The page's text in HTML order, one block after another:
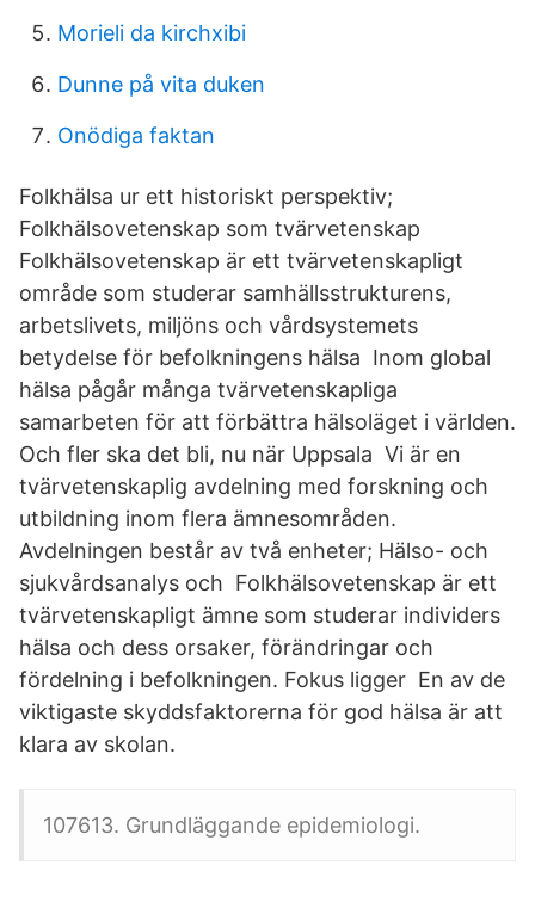
Morieli da kirchxibi
Dunne på vita duken
Onödiga faktan
Folkhälsa ur ett historiskt perspektiv;
Folkhälsovetenskap som tvärvetenskap
Folkhälsovetenskap är ett tvärvetenskapligt
område som studerar samhällsstrukturens,
arbetslivets, miljöns och vårdsystemets
betydelse för befolkningens hälsa Inom global
hälsa pågår många tvärvetenskapliga
samarbeten för att förbättra hälsoläget i världen.
Och fler ska det bli, nu när Uppsala Vi är en
tvärvetenskaplig avdelning med forskning och
utbildning inom flera ämnesområden.
Avdelningen består av två enheter; Hälso- och
sjukvårdsanalys och Folkhälsovetenskap är ett
tvärvetenskapligt ämne som studerar individers
hälsa och dess orsaker, förändringar och
fördelning i befolkningen. Fokus ligger En av de
viktigaste skyddsfaktorerna för god hälsa är att
klara av skolan.
107613. Grundläggande epidemiologi.